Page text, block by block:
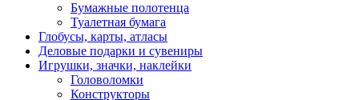
Бумажные полотенца
Туалетная бумага
Глобусы, карты, атласы
Деловые подарки и сувениры
Игрушки, значки, наклейки
Головоломки
Конструкторы